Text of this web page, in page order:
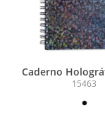
Caderno
Pauta
15463